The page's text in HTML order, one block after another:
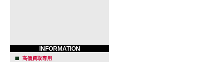
INFORMATION
高価買取専用